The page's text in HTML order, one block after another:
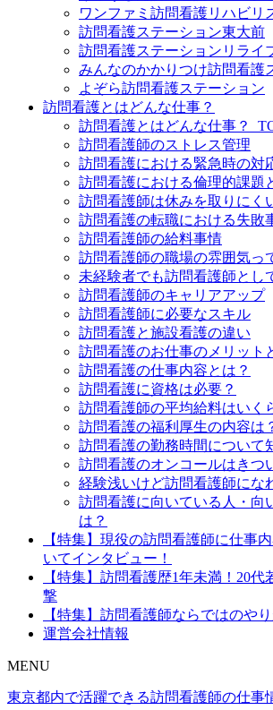
ワンファミ訪問看護リハビリ
訪問看護ステーション東大前
訪問看護ステーションリライ
みんなのかかりつけ訪問看護
よぞら訪問看護ステーション
訪問看護とはどんな仕事？
訪問看護とはどんな仕事？
訪問看護師のストレス管理
訪問看護における緊急時の対
訪問看護における倫理的課題
訪問看護師は休みを取りにく
訪問看護の転職における失敗
訪問看護師の給料事情
訪問看護師の職場の雰囲気っ
未経験者でも訪問看護師とし
訪問看護師のキャリアアップ
訪問看護師に必要なスキル
訪問看護と施設看護の違い
訪問看護のお仕事のメリット
訪問看護の仕事内容とは？
訪問看護に資格は必要？
訪問看護師の平均給料はいく
訪問看護の福利厚生の内容は
訪問看護の勤務時間について
訪問看護のオンコールはきつ
経験浅いけど訪問看護師にな
訪問看護に向いている人・向
は？
【特集】現役の訪問看護師に仕事
いてインタビュー！
【特集】訪問看護歴1年未満！20
撃
【特集】訪問看護師ならではのや
運営会社情報
MENU
東京都内で活躍できる訪問看護師の仕事